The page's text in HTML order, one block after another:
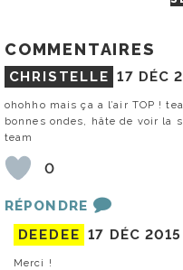
COMMENTAIRES
CHRISTELLE 17 DÉC
ohohho mais ça a l’air TOP !
bonnes ondes, hâte de voir la
team
0
RÉPONDRE
DEEDEE 17 DÉC
Merci !